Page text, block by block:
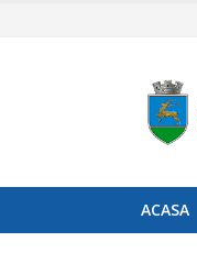
ACASA